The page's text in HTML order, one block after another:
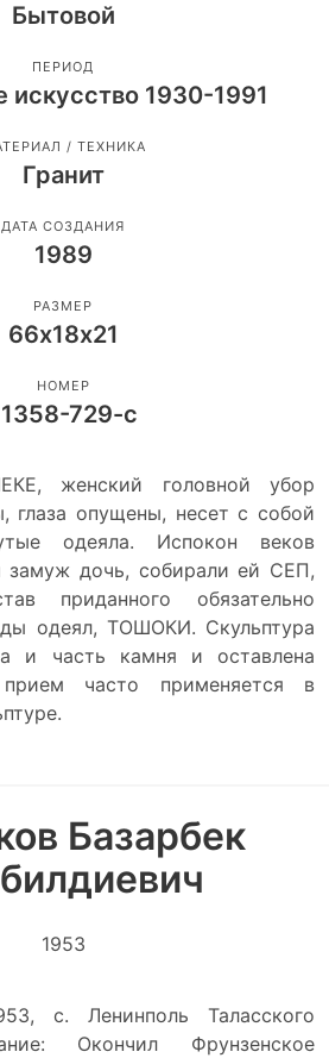
Бытовой
ПЕРИОД
искусство 1930-1991
/ ТЕХНИКА
Гранит
ДАТА СОЗДАНИЯ
1989
РАЗМЕР
66х18х21
НОМЕР
729-с
женский головной убор
глаза опущены, несет с собой
одеяла. Испокон веков
дочь, собирали ей СЕП,
приданного обязательно
одеял, ТОШОКИ. Скульптура
и часть камня и оставлена
часто применяется в
Базарбек
1953
с. Ленинполь Таласского
Окончил Фрунзенское